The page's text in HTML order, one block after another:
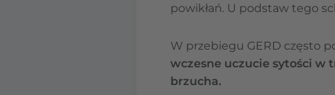
powikłań. U podstaw tego
W przebiegu GERD często
wczesne uczucie sytości w
brzucha.